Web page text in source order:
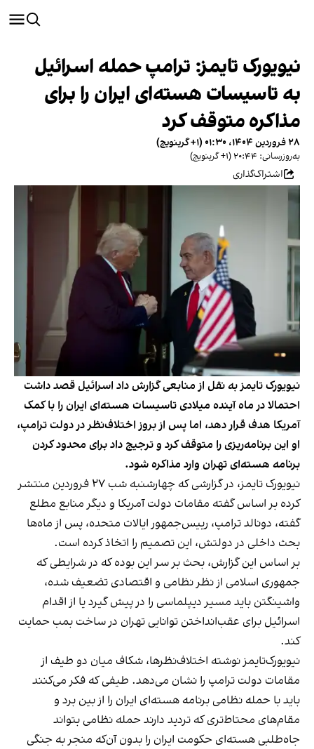
نیویورک‌ تایمز: ترامپ حمله اسرائیل
به تاسیسات هسته‌ای ایران را برای
مذاکره متوقف کرد
۲۸ فروردین ۱۴۰۴، ۰۱:۳۰ (‎+۱ گرینویچ)
به‌روزرسانی: ۲۰:۴۴ (‎+۱ گرینویچ)
اشتراک‌گذاری
نیویورک‌ تایمز به نقل از منابعی گزارش داد اسرائیل قصد داشت
احتمالا در ماه آینده میلادی تاسیسات هسته‌ای ایران را با کمک
آمریکا هدف قرار دهد، اما پس از بروز اختلاف‌نظر در دولت ترامپ،
او این برنامه‌ریزی را متوقف کرد و ترجیج داد برای محدود کردن
برنامه هسته‌ای تهران وارد مذاکره شود.
نیویورک تایمز، در گزارشی که چهارشنبه شب ۲۷ فروردین منتشر
کرده بر اساس گفته مقامات دولت آمریکا و دیگر منابع مطلع
گفته، دونالد ترامپ، رییس‌جمهور ایالات متحده، پس از ماه‌ها
بحث داخلی در دولتش، این تصمیم را اتخاذ کرده است.
بر اساس این گزارش، بحث بر سر این بوده که در شرایطی که
جمهوری اسلامی از نظر نظامی و اقتصادی تضعیف شده،
واشینگتن باید مسیر دیپلماسی را در پیش گیرد یا از اقدام
اسرائیل برای عقب‌انداختن توانایی تهران در ساخت بمب حمایت
کند.
نیویورک‌تایمز نوشته اختلاف‌نظرها، شکاف میان دو طیف از
مقامات دولت ترامپ را نشان می‌دهد. طیفی که فکر می‌کنند
باید با حمله نظامی برنامه هسته‌ای ایران را از بین برد و
مقام‌های محتاط‌تری که تردید دارند حمله نظامی بتواند
جاه‌طلبی هسته‌ای حکومت ایران را بدون آن‌که منجر به جنگی